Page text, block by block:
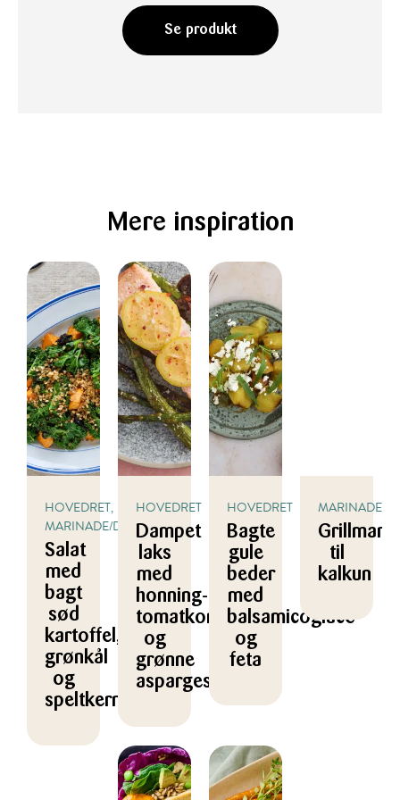
Se produkt
Mere inspiration
HOVEDRET,
MARINADE/DRESSING
Salat
med
bagt
sød
kartoffel,
grønkål
og
speltkerner
HOVEDRET
Dampet
laks
med
honning-
tomatkompot
og
grønne
asparges
HOVEDRET
Bagte
gule
beder
med
balsamicoglace
og
feta
MARINADE/
til
kalkun